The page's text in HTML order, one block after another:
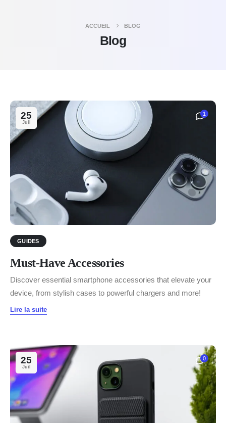
ACCUEIL BLOG
Blog
25
Juil
1
GUIDES
Must-Have Accessories
Discover essential smartphone accessories that elevate your
device, from stylish cases to powerful chargers and more!
Lire la suite
25
Juil
0